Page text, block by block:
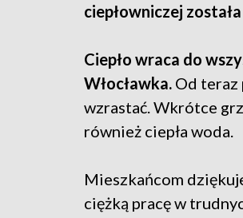
ciepłowniczej
Ciepło wraca do
Włocławka. Od teraz
wzrastać. Wkrótce
również ciepła woda.
Mieszkańcom
ciężką pracę w